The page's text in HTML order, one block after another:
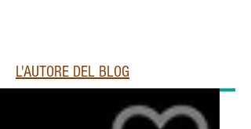
L'AUTORE DEL BLOG